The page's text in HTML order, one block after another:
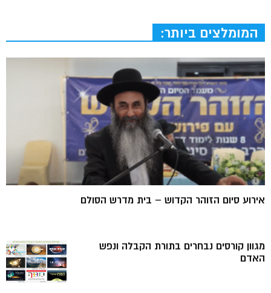
המומלצים ביותר:
אירוע סיום הזוהר הקדוש – בית מדרש הסולם
מגוון קורסים נבחרים בתורת הקבלה ונפש
האדם